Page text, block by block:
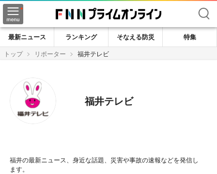
検索
最新ニュース ランキング そなえる防災
特集
トップ
リポーター 福井テレビ
福井テレビ
福井の最新ニュース、身近な話題、災害や事故の速報などを発信し
ます。